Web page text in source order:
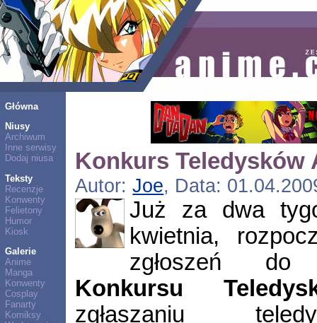
Główna
Niusy
Archiwum
Inne serwisy
Dodaj niusa
Teksty
Recenzje
Konwenty
Felietony
Humor
Kiosk
Galerie
Anime
Manga
Konwenty
Cosplay
Fanarty
Komiksy
Konkurs Teledysków
Autor:Joe, Data:
Już za dwa
kwietnia,
zgłoszeń do
Konkursu
zgłaszaniu